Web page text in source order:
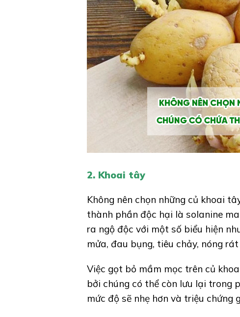
2. Khoai tây
Không nên chọn những củ khoai
thành phần độc hại là solanine
ra ngộ độc với một số biểu hiện
mửa, đau bụng, tiêu chảy, nóng
Việc gọt bỏ mầm mọc trên củ
bởi chúng có thể còn lưu lại trong
mức độ sẽ nhẹ hơn và triệu chứng